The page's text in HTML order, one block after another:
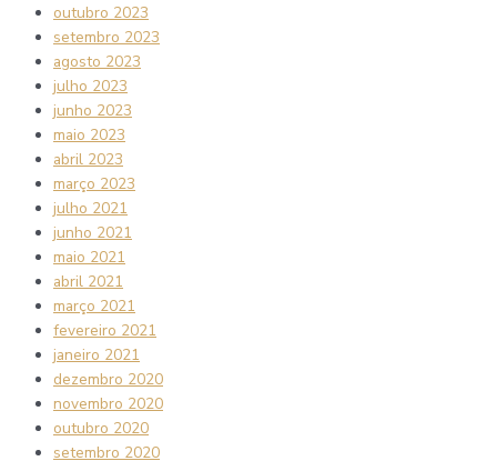
outubro 2023
setembro 2023
agosto 2023
julho 2023
junho 2023
maio 2023
abril 2023
março 2023
julho 2021
junho 2021
maio 2021
abril 2021
março 2021
fevereiro 2021
janeiro 2021
dezembro 2020
novembro 2020
outubro 2020
setembro 2020